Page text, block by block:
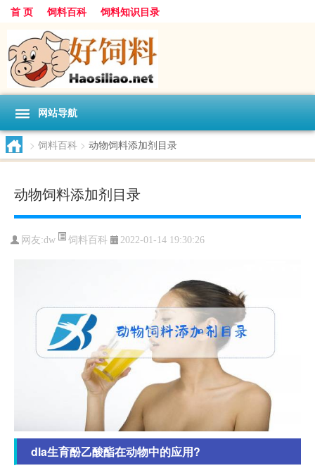
首 页 饲料百科 饲料知识目录
网站导航
> 饲料百科 > 动物饲料添加剂目录
动物饲料添加剂目录
网友:dw 饲料百科 2022-01-14 19:30:26
dla生育酚乙酸酯在动物中的应用?